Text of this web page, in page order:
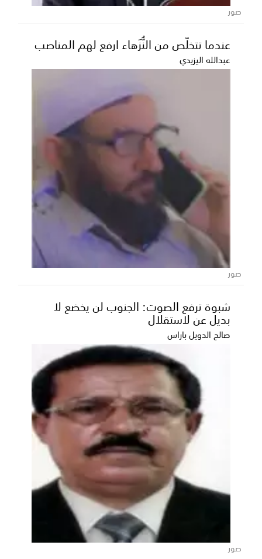
عدن تحتضن انطلاق مرحلة الـ16 من مسابقة
أمير الشعراء برعاية إماراتية
شهدت العاصمة عدن صباح اليوم انطلاق أولى الحلقات
التسجيلية لمرحلة الـ16 من مسابقة أمير الشعراء، وسط أ...
كم دفع مستر بيست للحكومة المصرية
للتصوير داخل الأهرامات؟
كشف عالم الآثار المصري زاهي حواس عن المبلغ الذي تم
دفعه لتصوير فيلم اليوتيوبر الأمريكي الشهير مستر ب...
صور
عندما تتخلّص من النُّزَهاء ارفع لهم المناصب
عبدالله اليزيدي
صور
شبوة ترفع الصوت: الجنوب لن يخضع لا
بديل عن لاستقلال
صالح الدويل باراس
صور